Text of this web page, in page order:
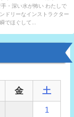
・深い水が怖い わたしで
ドリーなインストラクター
でほぐして...
金 土
1